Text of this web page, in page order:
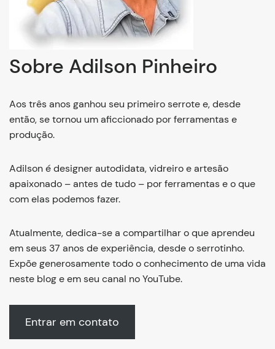
Sobre Adilson Pinheiro
Aos três anos ganhou seu primeiro serrote e, desde
então, se tornou um aficcionado por ferramentas e
produção.
Adilson é designer autodidata, vidreiro e artesão
apaixonado – antes de tudo – por ferramentas e o que
com elas podemos fazer.
Atualmente, dedica-se a compartilhar o que aprendeu
em seus 37 anos de experiência, desde o serrotinho.
Expõe generosamente todo o conhecimento de uma vida
neste blog e em seu canal no YouTube.
Entrar em contato